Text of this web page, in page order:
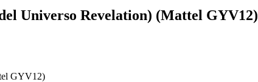
Universo Revelation) (Mattel GYV12)
GYV12)